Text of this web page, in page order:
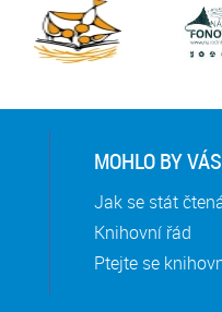
MOHLO BY
Jak se stát
Knihovní řád
Ptejte se